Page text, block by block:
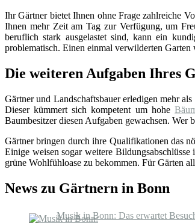
Ihr Gärtner bietet Ihnen ohne Frage zahlreiche
Ihnen mehr Zeit am Tag zur Verfügung, um
beruflich stark ausgelastet sind, kann ein
problematisch. Einen einmal verwilderten
Die weiteren Aufgaben Ihres
Gärtner und Landschaftsbauer erledigen mehr
Dieser kümmert sich kompetent um hohe
Baumbesitzer diesen Aufgaben gewachsen. Wer
Gärtner bringen durch ihre Qualifikationen das
Einige weisen sogar weitere
grüne Wohlfühloase zu bekommen. Für Gärten
News zu Gärtnern in Bonn
Musik in Bonn: Das erwartet